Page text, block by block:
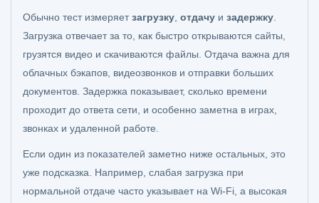
Обычно тест измеряетзагрузку отдачу и задержку
Загрузка отвечает за то, как быстро открываются сайты,
грузятся видео и скачиваются файлы. Отдача важна для
облачных бэкапов, видеозвонков и отправки больших
документов. Задержка показывает, сколько времени
проходит до ответа сети, и особенно заметна в играх,
звонках и удаленной работе.
Если один из показателей заметно ниже остальных, это
уже подсказка. Например, слабая загрузка при
нормальной отдаче часто указывает на Wi-Fi, а высокая